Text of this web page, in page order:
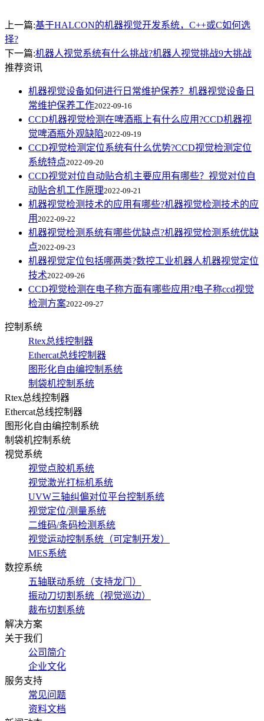
上一篇:基于HALCON的机器视觉开发系统，C++或C如何选
择?
下一篇:机器人视觉系统有什么挑战?机器人视觉挑战9大挑战
推荐资讯
机器视觉设备如何进行日常维护保养？机器视觉设备日
常维护保养工作2022-09-16
CCD机器视觉检测在啤酒瓶上有什么应用?CCD机器视
觉啤酒瓶外观缺陷2022-09-19
CCD视觉检测定位系统有什么优势?CCD视觉检测定位
系统特点2022-09-20
CCD视觉对位自动贴合机主要应用有哪些？视觉对位自
动贴合机工作原理2022-09-21
机器视觉检测技术的应用有哪些?机器视觉检测技术的应
用 2022-09-22
机器视觉检测系统有哪些优缺点?机器视觉检测系统优缺
点2022-09-23
机器视觉定位包括哪两类?数控工业机器人机器视觉定位
技术2022-09-26
CCD视觉检测在电子称方面有哪些应用?电子称ccd视觉
检测方案2022-09-27
控制系统
Rtex总线控制器
Ethercat总线控制器
图形化自由编控制系统
制袋机控制系统
Rtex总线控制器
Ethercat总线控制器
图形化自由编控制系统
制袋机控制系统
视觉系统
视觉点胶机系统
视觉激光打标机系统
UVW三轴纠偏对位平台控制系统
视觉定位/测量系统
二维码/条码检测系统
视觉运动控制系统（可定制开发）
MES系统
数控系统
五轴联动系统（支持龙门）
振动刀切割系统（视觉巡边）
裁布切割系统
解决方案
关于我们
公司简介
企业文化
服务支持
常见问题
资料文档